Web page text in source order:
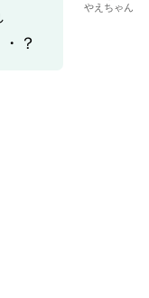
？
やえちゃん